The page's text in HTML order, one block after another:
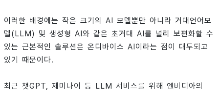
이러한 배경에는 작은 크기의 AI 모델뿐만 아니라 거대언어모
델(LLM) 및 생성형 AI와 같은 초거대 AI를 널리 보편화할 수
있는 근본적인 솔루션은 온디바이스 AI이라는 점이 대두되고
있기 때문이다.
최근 챗GPT, 제미나이 등 LLM 서비스를 위해 엔비디아의